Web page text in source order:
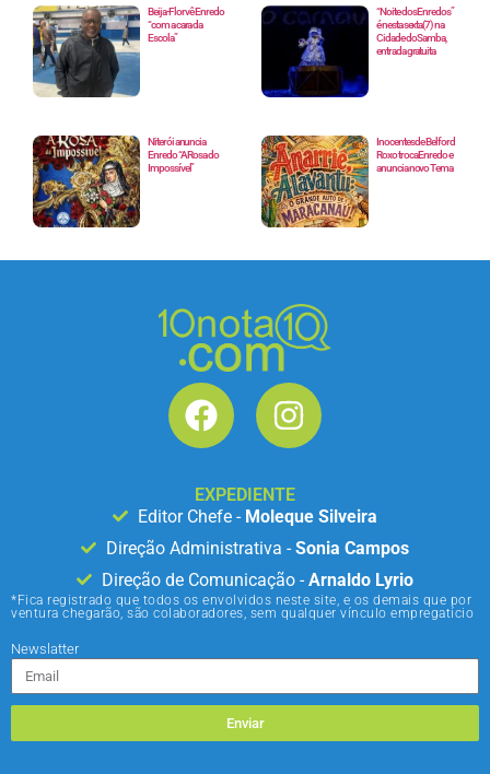
Beija-Flor vê Enredo
“com a cara da
Escola”
“Noite dos Enredos”
é nesta sexta(7) na
Cidade do Samba,
entrada gratuita
Niterói anuncia
Enredo “A Rosa do
Impossível”
Inocentes de Belford
Roxo troca Enredo e
anuncia novo Tema
EXPEDIENTE
Editor Chefe - Moleque Silveira
Direção Administrativa -Sonia Campos
Direção de Comunicação -Arnaldo Lyrio
*Fica registrado que todos os envolvidos neste site, e os demais que por
ventura chegarão, são colaboradores, sem qualquer vínculo empregatício
Newslatter
Enviar